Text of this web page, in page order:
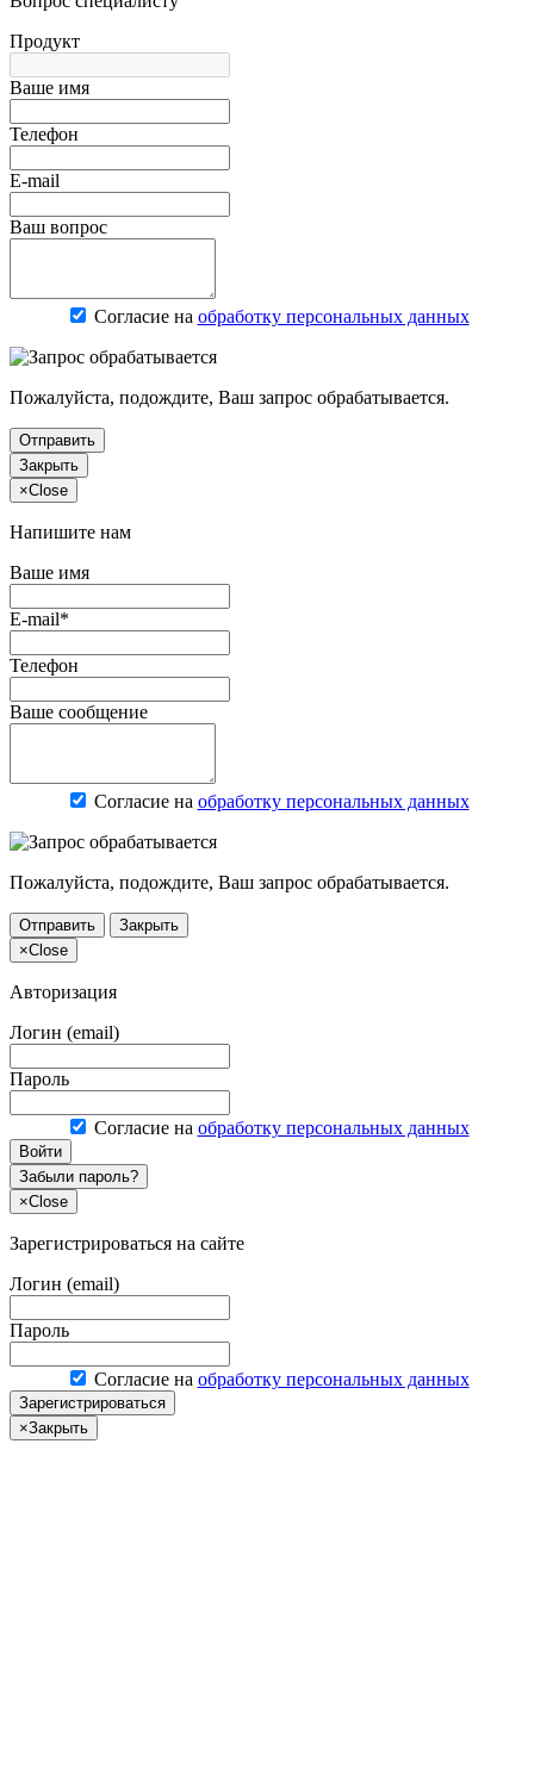
Продукт
Ваше имя
Телефон
E-mail
Ваш вопрос
Согласие на обработку персональных данных
Пожалуйста, подождите, Ваш запрос обрабатывается.
Отправить
Закрыть
×Close
Напишите нам
Ваше имя
E-mail*
Телефон
Ваше сообщение
Согласие на обработку персональных данных
Пожалуйста, подождите, Ваш запрос обрабатывается.
Отправить
Закрыть
×Close
Авторизация
Логин (email)
Пароль
Согласие на обработку персональных данных
Войти
Забыли пароль?
×Close
Зарегистрироваться на сайте
Логин (email)
Пароль
Согласие на обработку персональных данных
Зарегистрироваться
×Закрыть